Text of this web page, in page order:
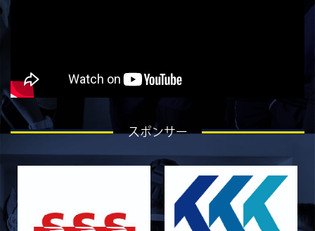
2026/07/27
STAFF blog
ラストイヤーにかける想い-芦塚悠大-
2026/07/25
STAFF blog
ラストイヤーにかける想い-青田宗久-
STAFF blog
6月27日 朝日大学戦
スポンサー